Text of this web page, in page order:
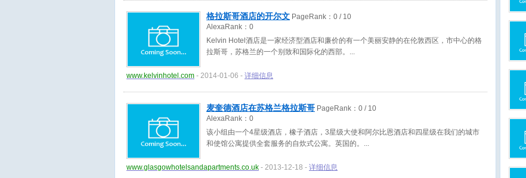
格拉斯哥酒店的开尔文 PageRank： 0 / 10
AlexaRank： 0
Kelvin Hotel酒店是一家经济型酒店和廉价的有一个美丽安静的在伦敦西区，市中心的格
拉斯哥，苏格兰的一个别致和国际化的西部。
www.kelvinhotel.com - 2014-01-06 - 详细信息
麦奎德酒店在苏格兰格拉斯哥 PageRank： 0 / 10
AlexaRank： 0
该小组由一个4星级酒店，橡子酒店，3星级大使和阿尔比恩酒店和四星级在我们的城市
和使馆公寓提供全套服务的自炊式公寓。英国的。
www.glasgowhotelsandapartments.co.uk - 2013-12-18 - 详细信息